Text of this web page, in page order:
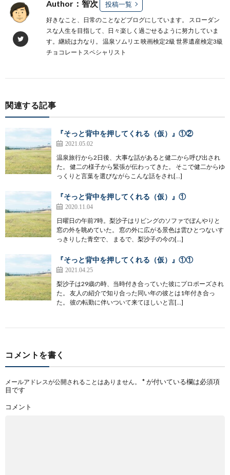
Author：智次 投稿一覧
好きなこと、日常のことなどブログにしています。 スローダン
スな人生を目指して、日々楽しく過ごせるように努力していま
す。継続は力なり。 温泉ソムリエ 映画検定2級 世界遺産検定3級
チョコレートスペシャリスト
関連する記事
『そっと背中を押してくれる（仮）』①②
2021.05.02
温泉旅行から2日後、大事な話があると健二から呼び出され
た。 健二の様子から緊張が伝わってきた。 そこで健二からゆ
っくりと言葉を選びながらこんな話をされ[…]
『そっと背中を押してくれる（仮）』①
2020.11.04
日曜日の午前7時。梨沙子はリビングのソファでぼんやりと
窓の外を眺めていた。 窓の外に広がる景色は雲ひとつないす
っきりした青空で、 まるで、梨沙子の今の[…]
『そっと背中を押してくれる（仮）』①①
2021.04.25
梨沙子は29歳の時、当時付き合っていた彼にプロポーズされ
た。 友人の紹介で知り合った同い年の彼とは1年付き合っ
た。 彼の転勤に伴いついて来てほしいと言[…]
コメントを書く
メールアドレスが公開されることはありません。 *が付いている欄は必須項
目です
コメント